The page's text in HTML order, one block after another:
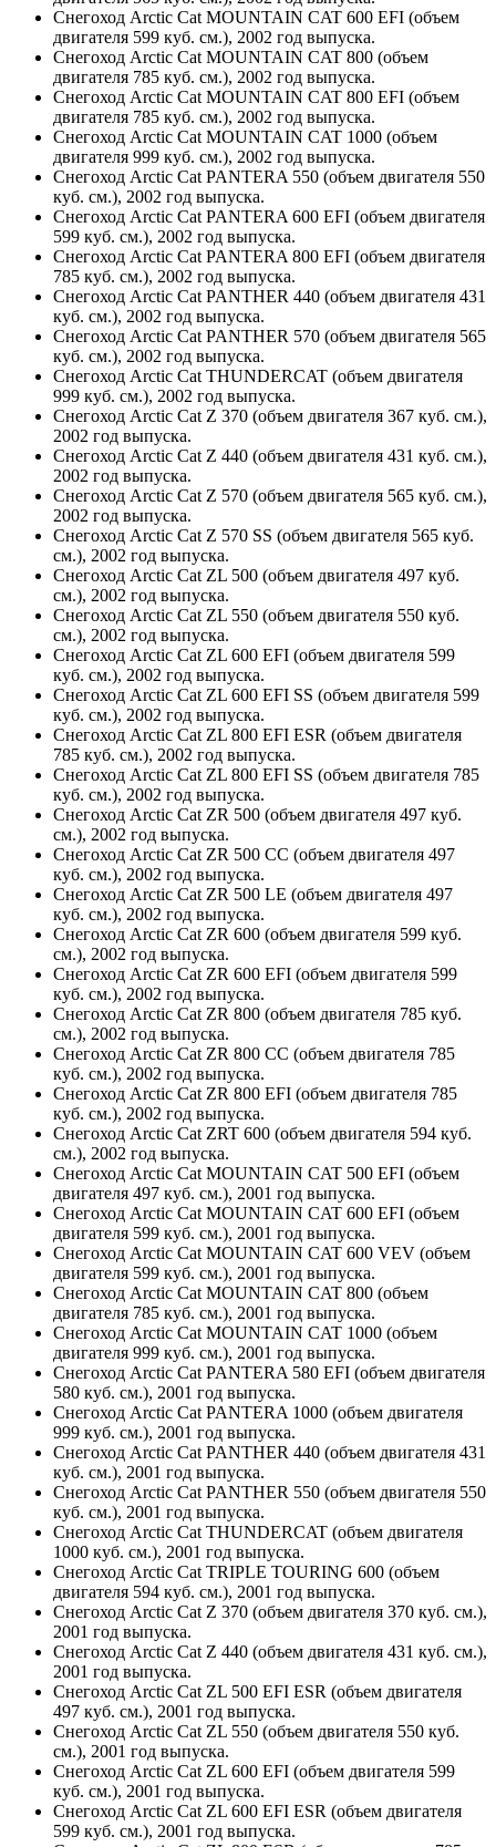
Снегоход Arctic Cat MOUNTAIN CAT 600 EFI (объем
двигателя 599 куб. см.), 2002 год выпуска.
Снегоход Arctic Cat MOUNTAIN CAT 800 (объем
двигателя 785 куб. см.), 2002 год выпуска.
Снегоход Arctic Cat MOUNTAIN CAT 800 EFI (объем
двигателя 785 куб. см.), 2002 год выпуска.
Снегоход Arctic Cat MOUNTAIN CAT 1000 (объем
двигателя 999 куб. см.), 2002 год выпуска.
Снегоход Arctic Cat PANTERA 550 (объем двигателя 550
куб. см.), 2002 год выпуска.
Снегоход Arctic Cat PANTERA 600 EFI (объем двигателя
599 куб. см.), 2002 год выпуска.
Снегоход Arctic Cat PANTERA 800 EFI (объем двигателя
785 куб. см.), 2002 год выпуска.
Снегоход Arctic Cat PANTHER 440 (объем двигателя 431
куб. см.), 2002 год выпуска.
Снегоход Arctic Cat PANTHER 570 (объем двигателя 565
куб. см.), 2002 год выпуска.
Снегоход Arctic Cat THUNDERCAT (объем двигателя
999 куб. см.), 2002 год выпуска.
Снегоход Arctic Cat Z 370 (объем двигателя 367 куб. см.),
2002 год выпуска.
Снегоход Arctic Cat Z 440 (объем двигателя 431 куб. см.),
2002 год выпуска.
Снегоход Arctic Cat Z 570 (объем двигателя 565 куб. см.),
2002 год выпуска.
Снегоход Arctic Cat Z 570 SS (объем двигателя 565 куб.
см.), 2002 год выпуска.
Снегоход Arctic Cat ZL 500 (объем двигателя 497 куб.
см.), 2002 год выпуска.
Снегоход Arctic Cat ZL 550 (объем двигателя 550 куб.
см.), 2002 год выпуска.
Снегоход Arctic Cat ZL 600 EFI (объем двигателя 599
куб. см.), 2002 год выпуска.
Снегоход Arctic Cat ZL 600 EFI SS (объем двигателя 599
куб. см.), 2002 год выпуска.
Снегоход Arctic Cat ZL 800 EFI ESR (объем двигателя
785 куб. см.), 2002 год выпуска.
Снегоход Arctic Cat ZL 800 EFI SS (объем двигателя 785
куб. см.), 2002 год выпуска.
Снегоход Arctic Cat ZR 500 (объем двигателя 497 куб.
см.), 2002 год выпуска.
Снегоход Arctic Cat ZR 500 CC (объем двигателя 497
куб. см.), 2002 год выпуска.
Снегоход Arctic Cat ZR 500 LE (объем двигателя 497
куб. см.), 2002 год выпуска.
Снегоход Arctic Cat ZR 600 (объем двигателя 599 куб.
см.), 2002 год выпуска.
Снегоход Arctic Cat ZR 600 EFI (объем двигателя 599
куб. см.), 2002 год выпуска.
Снегоход Arctic Cat ZR 800 (объем двигателя 785 куб.
см.), 2002 год выпуска.
Снегоход Arctic Cat ZR 800 CC (объем двигателя 785
куб. см.), 2002 год выпуска.
Снегоход Arctic Cat ZR 800 EFI (объем двигателя 785
куб. см.), 2002 год выпуска.
Снегоход Arctic Cat ZRT 600 (объем двигателя 594 куб.
см.), 2002 год выпуска.
Снегоход Arctic Cat MOUNTAIN CAT 500 EFI (объем
двигателя 497 куб. см.), 2001 год выпуска.
Снегоход Arctic Cat MOUNTAIN CAT 600 EFI (объем
двигателя 599 куб. см.), 2001 год выпуска.
Снегоход Arctic Cat MOUNTAIN CAT 600 VEV (объем
двигателя 599 куб. см.), 2001 год выпуска.
Снегоход Arctic Cat MOUNTAIN CAT 800 (объем
двигателя 785 куб. см.), 2001 год выпуска.
Снегоход Arctic Cat MOUNTAIN CAT 1000 (объем
двигателя 999 куб. см.), 2001 год выпуска.
Снегоход Arctic Cat PANTERA 580 EFI (объем двигателя
580 куб. см.), 2001 год выпуска.
Снегоход Arctic Cat PANTERA 1000 (объем двигателя
999 куб. см.), 2001 год выпуска.
Снегоход Arctic Cat PANTHER 440 (объем двигателя 431
куб. см.), 2001 год выпуска.
Снегоход Arctic Cat PANTHER 550 (объем двигателя 550
куб. см.), 2001 год выпуска.
Снегоход Arctic Cat THUNDERCAT (объем двигателя
1000 куб. см.), 2001 год выпуска.
Снегоход Arctic Cat TRIPLE TOURING 600 (объем
двигателя 594 куб. см.), 2001 год выпуска.
Снегоход Arctic Cat Z 370 (объем двигателя 370 куб. см.),
2001 год выпуска.
Снегоход Arctic Cat Z 440 (объем двигателя 431 куб. см.),
2001 год выпуска.
Снегоход Arctic Cat ZL 500 EFI ESR (объем двигателя
497 куб. см.), 2001 год выпуска.
Снегоход Arctic Cat ZL 550 (объем двигателя 550 куб.
см.), 2001 год выпуска.
Снегоход Arctic Cat ZL 600 EFI (объем двигателя 599
куб. см.), 2001 год выпуска.
Снегоход Arctic Cat ZL 600 EFI ESR (объем двигателя
599 куб. см.), 2001 год выпуска.